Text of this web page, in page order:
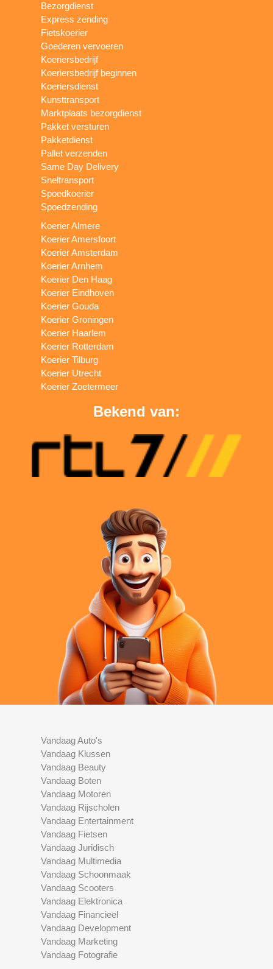
Bezorgdienst
Express zending
Fietskoerier
Goederen vervoeren
Koeriersbedrijf
Koeriersbedrijf beginnen
Koeriersdienst
Kunsttransport
Marktplaats bezorgdienst
Pakket versturen
Pakketdienst
Pallet verzenden
Same Day Delivery
Sneltransport
Spoedkoerier
Spoedzending
Koerier Almere
Koerier Amersfoort
Koerier Amsterdam
Koerier Arnhem
Koerier Den Haag
Koerier Eindhoven
Koerier Gouda
Koerier Groningen
Koerier Haarlem
Koerier Rotterdam
Koerier Tilburg
Koerier Utrecht
Koerier Zoetermeer
Bekend van:
Vandaag Auto's
Vandaag Klussen
Vandaag Beauty
Vandaag Boten
Vandaag Motoren
Vandaag Rijscholen
Vandaag Entertainment
Vandaag Fietsen
Vandaag Juridisch
Vandaag Multimedia
Vandaag Schoonmaak
Vandaag Scooters
Vandaag Elektronica
Vandaag Financieel
Vandaag Development
Vandaag Marketing
Vandaag Fotografie